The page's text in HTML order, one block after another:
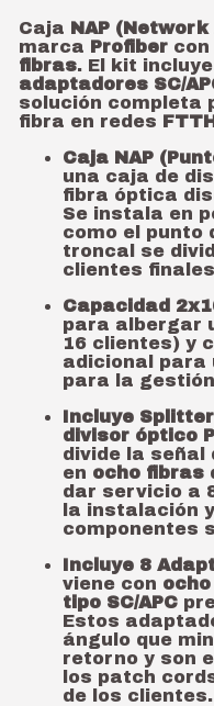
Caja NAP
marca Profibercon
fibras. El kit
adaptadores SC/
solución completa
fibra en redes
Caja NAP
una caja de
fibra óptica
Se instala en
como el punto
troncal se
clientes
Capacidad
para albergar
16 clientes) y
adicional para
para la
Incluye
divisor óptico
divide la señal
en ocho fibras
dar servicio a
la instalación
componentes
Incluye 8
viene con
tipo SC/APC
Estos
ángulo que
retorno y son
los patch
de los clientes.